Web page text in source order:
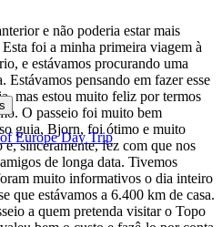
e não poderia estar mais
foi a minha primeira viagem à
e estávamos procurando uma
Estávamos pensando em fazer esse
mas estou muito feliz por termos
O passeio foi muito bem
guia, Bjorn, foi ótimo e muito
sinceramente, fez com que nos
de longa data. Tivemos
muito informativos o dia inteiro
que estávamos a 6.400 km de casa.
a quem pretenda visitar o Topo
Europe Day Trip